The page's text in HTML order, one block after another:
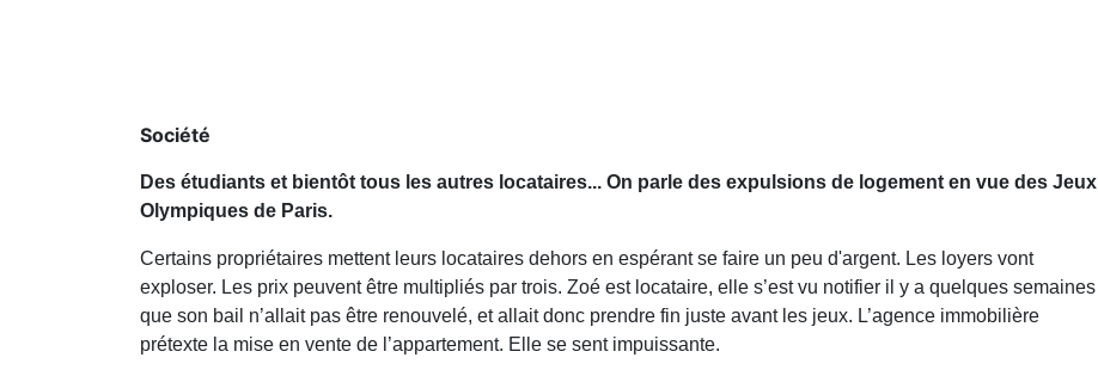
Société
Des étudiants et bientôt tous les autres locataires... On parle des expulsions de logement en vue des Jeux
Olympiques de Paris.
Certains propriétaires mettent leurs locataires dehors en espérant se faire un peu d'argent. Les loyers vont
exploser. Les prix peuvent être multipliés par trois. Zoé est locataire, elle s’est vu notifier il y a quelques semaines
que son bail n’allait pas être renouvelé, et allait donc prendre fin juste avant les jeux. L’agence immobilière
prétexte la mise en vente de l’appartement. Elle se sent impuissante.